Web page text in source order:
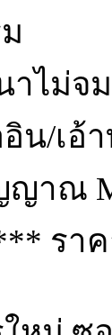
าไม่จ
น/เอ้
ญาณ